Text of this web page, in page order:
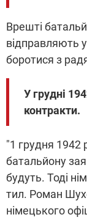
Врешті
відправляють
боротися з
У грудні
контракти.
"1 грудня 1942
батальйону
будуть. Тоді
тил. Роман
німецького